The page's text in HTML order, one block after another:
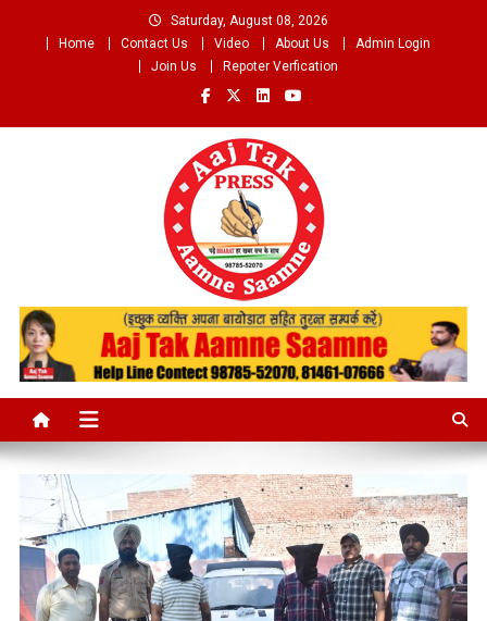
Saturday, August 08, 2026
Home
Contact Us Video About Us
Admin Login
Join Us
Repoter Verfication
Aaj Tak Aamne Saamne.com